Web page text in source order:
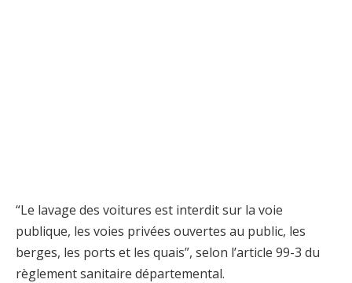
“Le lavage des voitures est interdit sur la voie
publique, les voies privées ouvertes au public, les
berges, les ports et les quais”, selon l’article 99-3 du
règlement sanitaire départemental.